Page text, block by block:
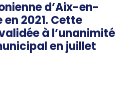
d’Aix-en-
2021. Cette
à l’unanimité
en juillet